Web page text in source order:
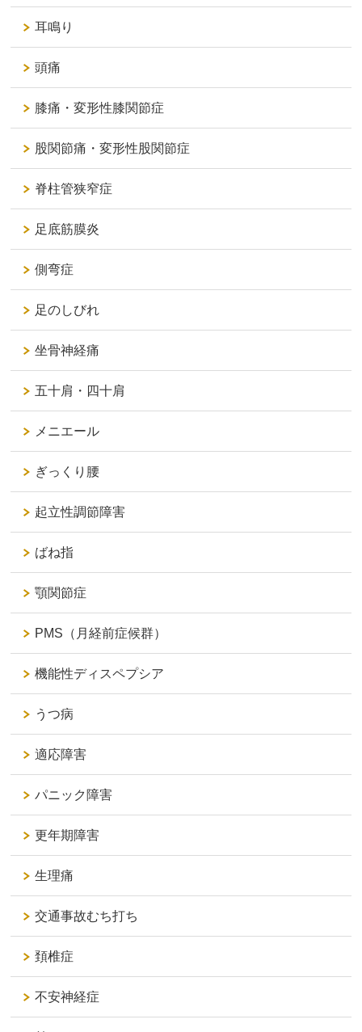
耳鳴り
頭痛
膝痛・変形性膝関節症
股関節痛・変形性股関節症
脊柱管狭窄症
足底筋膜炎
側弯症
足のしびれ
坐骨神経痛
五十肩・四十肩
メニエール
ぎっくり腰
起立性調節障害
ばね指
顎関節症
PMS（月経前症候群）
機能性ディスペプシア
うつ病
適応障害
パニック障害
更年期障害
生理痛
交通事故むち打ち
頚椎症
不安神経症